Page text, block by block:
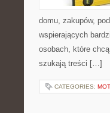
domu, zakupów,
wspierających
osobach, które
szukają treści […]
CATEGORIES: